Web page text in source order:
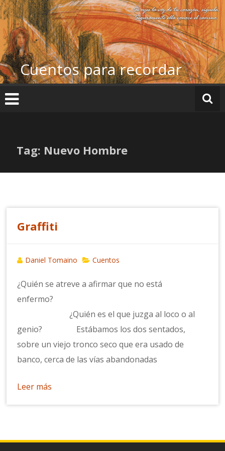
Ir
al
contenido
Cuentos para recordar
Tag: Nuevo Hombre
Graffiti
Daniel Tomaino Cuentos
¿Quién se atreve a afirmar que no está
enfermo?
¿Quién es el que juzga al loco o al
genio? Estábamos los dos sentados,
sobre un viejo tronco seco que era usado de
banco, cerca de las vías abandonadas
Leer más